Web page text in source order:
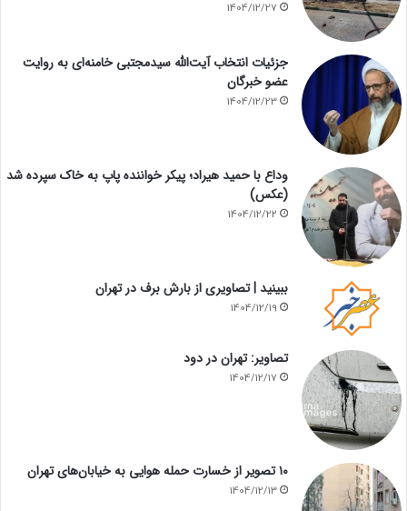
1404/12/27
جزئیات انتخاب آیت‌الله سیدمجتبی خامنه‌ای به روایت
عضو خبرگان
1404/12/23
وداع با حمید هیراد؛ پیکر خواننده پاپ به خاک سپرده شد
(عکس)
1404/12/22
ببینید | تصاویری از بارش برف در تهران
1404/12/19
تصاویر: تهران در دود
1404/12/17
۱۰ تصویر از خسارت حمله هوایی به خیابان‌های تهران
1404/12/13